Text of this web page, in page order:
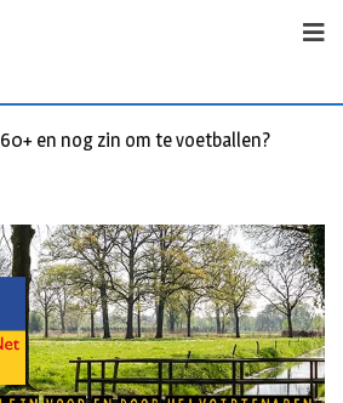
Buxusplanten in brand in Biezenmortel,